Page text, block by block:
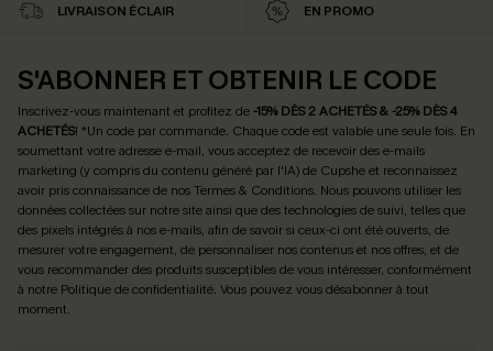
LIVRAISON ÉCLAIR EN PROMO
S'ABONNER ET OBTENIR LE CODE
Inscrivez-vous maintenant et profitez de -15% DÈS 2 ACHETÉS & -25% DÈS 4
ACHETÉS! *Un code par commande. Chaque code est valable une seule fois. En
soumettant votre adresse e-mail, vous acceptez de recevoir des e-mails
marketing (y compris du contenu généré par l'IA) de Cupshe et reconnaissez
avoir pris connaissance de nosTermes & Conditions. Nous pouvons utiliser les
données collectées sur notre site ainsi que des technologies de suivi, telles que
des pixels intégrés à nos e-mails, afin de savoir si ceux-ci ont été ouverts, de
mesurer votre engagement, de personnaliser nos contenus et nos offres, et de
vous recommander des produits susceptibles de vous intéresser, conformément
à notre Politique de confidentialité. Vous pouvez vous désabonner à tout
moment.